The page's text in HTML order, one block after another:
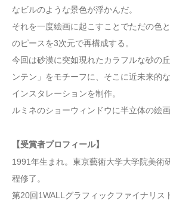
なビルのような景色が浮かんだ。
それを一度絵画に起こすことでただの色
のピースを3次元で再構成する。
今回は砂漠に突如現れたカラフルな砂の
ンテン」をモチーフに、そこに近未来的
インスタレーションを制作。
ルミネのショーウィンドウに半立体の絵
【受賞者プロフィール】
1991年生まれ。東京藝術大学大学院美術
程修了。
第20回1WALLグラフィックファイナリス